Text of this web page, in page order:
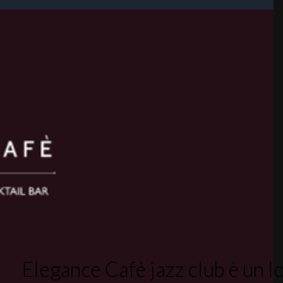
Elegance Cafè jazz club è un